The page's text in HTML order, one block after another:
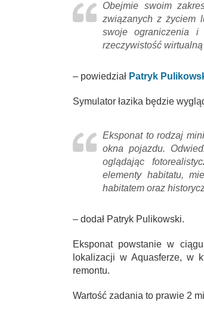
Obejmie swoim
związanych z życiem
swoje ograniczenia
rzeczywistość wirtualną
– powiedział Patryk
Symulator łazika będzie
Eksponat to rodzaj
okna pojazdu.
oglądając
elementy habitatu,
habitatem oraz
– dodał Patryk Pulikowski.
Eksponat powstanie w
lokalizacji w Aquasferze, w
remontu.
Wartość zadania to prawie 2